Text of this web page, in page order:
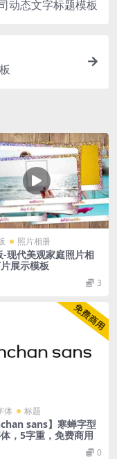
动态文字标题模板
照片相册
-现代美观家庭照片相
展示模板
3
体 标题
sans】寒蝉字型
，5字重，免费商用
0